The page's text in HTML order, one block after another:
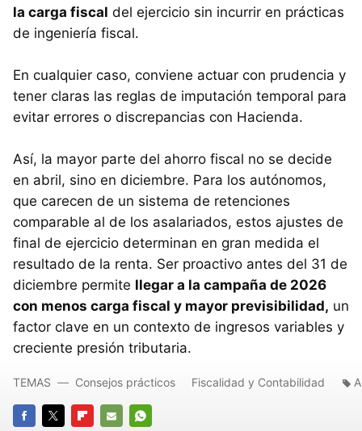
la carga fiscal del ejercicio sin incurrir en prácticas
de ingeniería fiscal.
En cualquier caso, conviene actuar con prudencia y
tener claras las reglas de imputación temporal para
evitar errores o discrepancias con Hacienda.
Así, la mayor parte del ahorro fiscal no se decide
en abril, sino en diciembre. Para los autónomos,
que carecen de un sistema de retenciones
comparable al de los asalariados, estos ajustes de
final de ejercicio determinan en gran medida el
resultado de la renta. Ser proactivo antes del 31 de
diciembre permite llegar a la campaña de 2026
con menos carga fiscal y mayor previsibilidad, un
factor clave en un contexto de ingresos variables y
creciente presión tributaria.
TEMAS Consejos prácticos Fiscalidad y Contabilidad